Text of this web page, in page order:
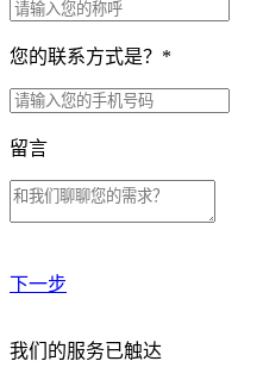
您的联系方式是？ *
留言
下一步
贵公司预算范围是？
我们的服务已触达